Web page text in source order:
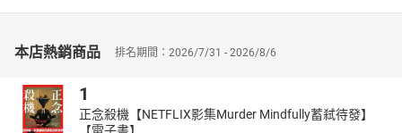
本店熱銷商品 排名期間：2026/7/31 - 2026/8/6
1
正念殺機【NETFLIX影集Murder Mindfully蓄弒待發】
【電子書】